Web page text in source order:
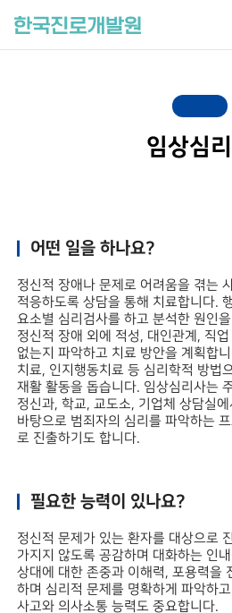
임상심
어떤 일을 하나요?
정신적 장애나 문제로 어려움을 겪는
적응하도록 상담을 통해 치료합니다.
요소별 심리검사를 하고 분석한 원인
정신적 장애 외에 적성, 대인관계, 직
없는지 파악하고 치료 방안을 계획합
치료, 인지행동치료 등 심리학적 방법
재활 활동을 돕습니다. 임상심리사는
정신과, 학교, 교도소, 기업체 상담실
바탕으로 범죄자의 심리를 파악하는
로 진출하기도 합니다.
필요한 능력이 있나요?
정신적 문제가 있는 환자를 대상으로
가지지 않도록 공감하며 대화하는 인
상대에 대한 존중과 이해력, 포용력을
하며 심리적 문제를 명확하게 파악하
사고와 의사소통 능력도 중요합니다.